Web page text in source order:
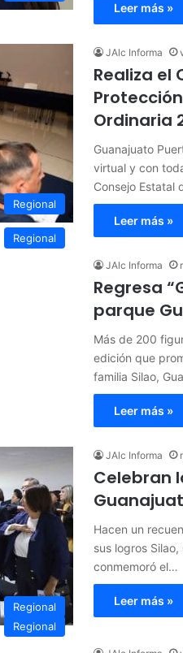
Leer más »
Regional
JAlc Informa
Realiza el
Ordinaria
Guanajuato
virtual y con
Consejo Estatal
Leer más »
Regional
JAlc Informa
Regresa
parque
Más de 200
edición que
familia Silao,
Leer más »
Regional
JAlc Informa
Celebran
Hacen un
sus logros
conmemoró el…
Leer más »
Regional